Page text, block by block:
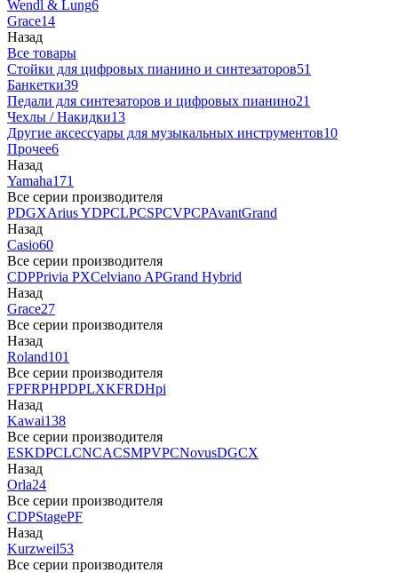
Wendl & Lung6
Grace14
Назад
Все товары
Стойки для цифровых пианино и синтезаторов51
Банкетки39
Педали для синтезаторов и цифровых пианино21
Чехлы / Накидки13
Другие аксессуары для музыкальных инструментов10
Прочее6
Назад
Yamaha171
Все серии производителя
PDGXArius YDPCLPCSPCVPCPAvantGrand
Назад
Casio60
Все серии производителя
CDPPrivia PXCelviano APGrand Hybrid
Назад
Grace27
Все серии производителя
Назад
Roland101
Все серии производителя
FPFRPHPDPLXKFRDHpi
Назад
Kawai138
Все серии производителя
ESKDPCLCNCACSMPVPCNovusDGCX
Назад
Orla24
Все серии производителя
CDPStagePF
Назад
Kurzweil53
Все серии производителя